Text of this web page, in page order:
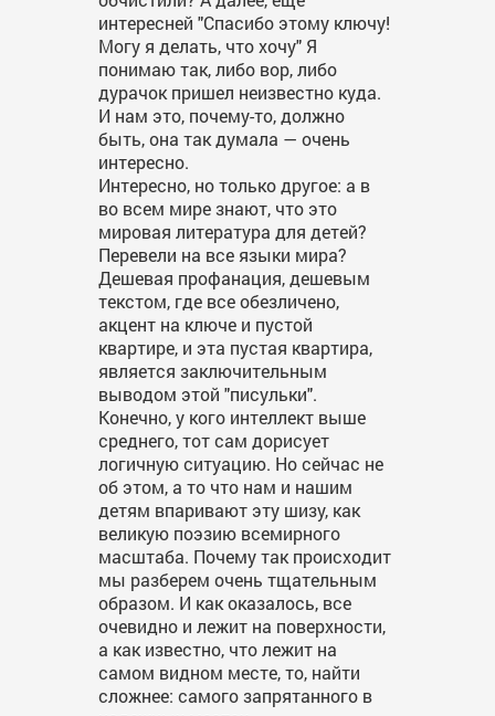
интересней "Спасибо этому ключу!
Могу я делать, что хочу" Я
понимаю так, либо вор, либо
дурачок пришел неизвестно куда.
И нам это, почему-то, должно
быть, она так думала — очень
интересно.
Интересно, но только другое: а в
во всем мире знают, что это
мировая литература для детей?
Перевели на все языки мира?
Дешевая профанация, дешевым
текстом, где все обезличено,
акцент на ключе и пустой
квартире, и эта пустая квартира,
является заключительным
выводом этой "писульки".
Конечно, у кого интеллект выше
среднего, тот сам дорисует
логичную ситуацию. Но сейчас не
об этом, а то что нам и нашим
детям впаривают эту шизу, как
великую поэзию всемирного
масштаба. Почему так происходит
мы разберем очень тщательным
образом. И как оказалось, все
очевидно и лежит на поверхности,
а как известно, что лежит на
самом видном месте, то, найти
сложнее: самого запрятанного в